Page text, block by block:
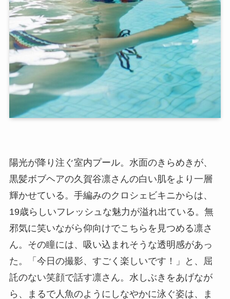
陽光が降り注ぐ室内プール。水面のきらめきが、
黒髪ボブヘアの久賀谷凛さんの白い肌をより一層
輝かせている。手編みのクロシェビキニからは、
19歳らしいフレッシュな魅力が溢れ出ている。無
邪気に笑いながら仰向けでこちらを見つめる凛さ
ん。その瞳には、吸い込まれそうな透明感があっ
た。「今日の撮影、すごく楽しいです！」と、屈
託のない笑顔で話す凛さん。水しぶきをあげなが
ら、まるで人魚のようにしなやかに泳ぐ姿は、ま